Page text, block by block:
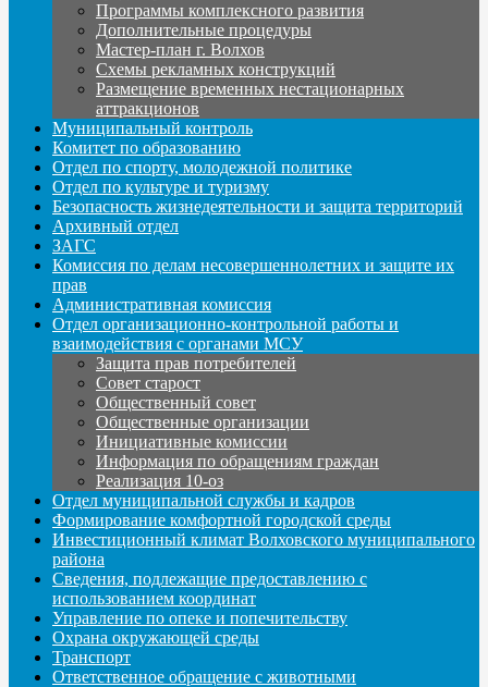
Программы комплексного развития
Дополнительные процедуры
Мастер-план г. Волхов
Схемы рекламных конструкций
Размещение временных нестационарных
аттракционов
Муниципальный контроль
Комитет по образованию
Отдел по спорту, молодежной политике
Отдел по культуре и туризму
Безопасность жизнедеятельности и защита территорий
Архивный отдел
ЗАГС
Комиссия по делам несовершеннолетних и защите их
прав
Административная комиссия
Отдел организационно-контрольной работы и
взаимодействия с органами МСУ
Защита прав потребителей
Совет старост
Общественный совет
Общественные организации
Инициативные комиссии
Информация по обращениям граждан
Реализация 10-оз
Отдел муниципальной службы и кадров
Формирование комфортной городской среды
Инвестиционный климат Волховского муниципального
района
Сведения, подлежащие предоставлению с
использованием координат
Управление по опеке и попечительству
Охрана окружающей среды
Транспорт
Ответственное обращение с животными